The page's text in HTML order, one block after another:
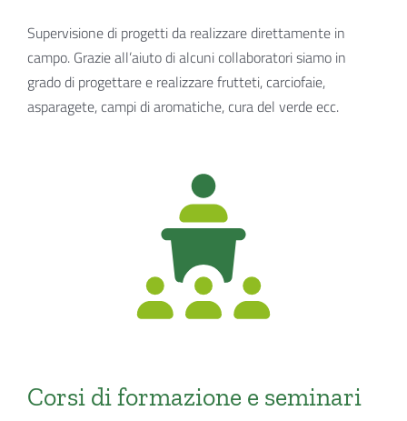
Supervisione di progetti da realizzare direttamente in
campo. Grazie all’aiuto di alcuni collaboratori siamo in
grado di progettare e realizzare frutteti, carciofaie,
asparagete, campi di aromatiche, cura del verde ecc.
Corsi di formazione e seminari